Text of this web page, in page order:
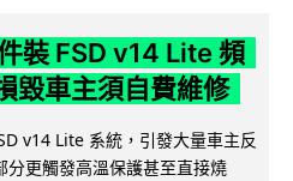
裝 FSD v14 Lite 頻
毀車主須自費維修
v14 Lite 系統，引發大量車主反
分更觸發高溫保護甚至直接燒